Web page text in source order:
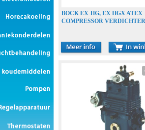
BOCK EX-HG, EX HGX ATEX
COMPRESSOR VERDICHTER